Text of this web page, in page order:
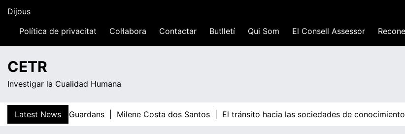
content
Dijous
15:46Política de privacitat Col·labora Contactar Butlletí Qui Som El Consell Assessor
CETR
Investigar la Cualidad Humana
Latest News
Teresa Guardans | Milene Costa dos Santos | El tránsito hacia las sociedades de